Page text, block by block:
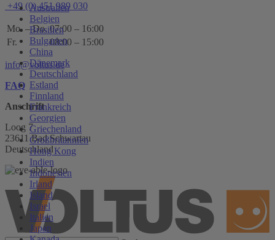
Australien
Belgien
Brasilien
Bulgarien
China
Dänemark
Deutschland
Estland
Finnland
Frankreich
Georgien
Griechenland
Großbritannien
Hong Kong
Indien
Indonesien
Irland
Island
Israel
Italien
Japan
+49 (0) 451 989 030
Mo. – Do. 07:00 – 16:00
Fr.
08:00 – 15:00
info@voltus.de
FAQ
Anschrift
Loog 7
23611 Bad Schwartau
Deutschland